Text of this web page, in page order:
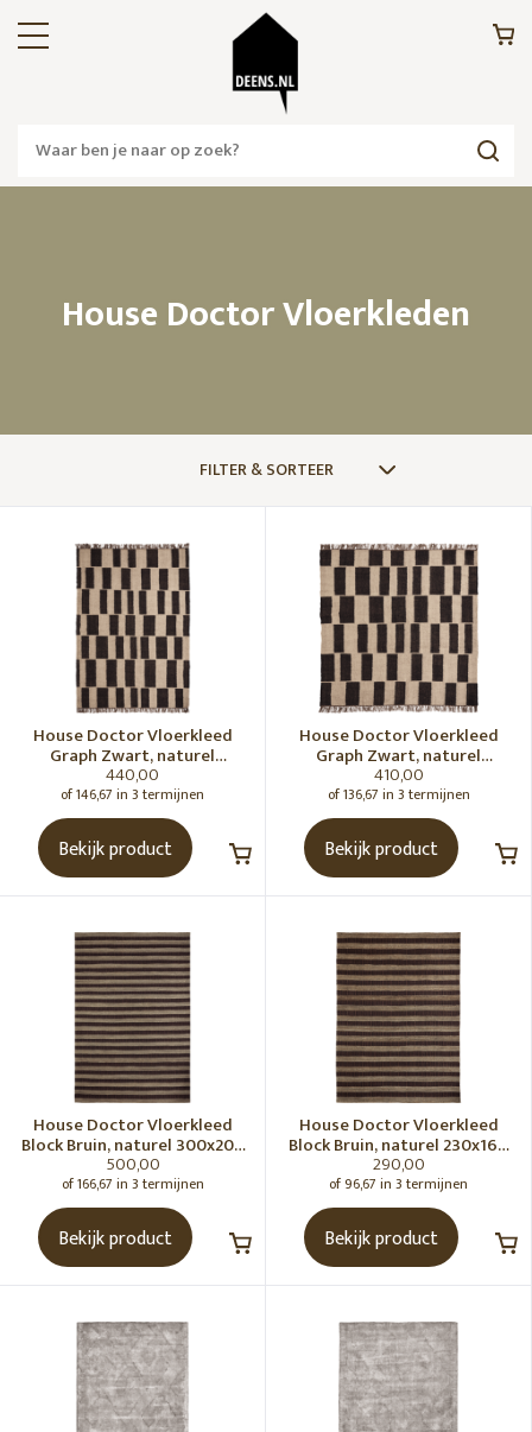
House Doctor Vloerkleden
FILTER & SORTEER
House Doctor
Badkameraccessoires
Banken
Bloempotten
Kasten
Keukenaccessoires
Kussens
Lampen
Manden
Salontafels
Servies
Sfeerverlichting
Spiegels
Stoelen
Tafels
Vazen
Vloerkleden
Plaids
Wandrekken
Kunstobjecten & ornament
SORTEREN OP
Nieuwste producten
House Doctor Vloerkleed
Graph Zwart, naturel
230x160 cm
440,00
of 146,67 in 3 termijnen
Bekijk product
House Doctor Vloerkleed
Graph Zwart, naturel
180x180 cm
410,00
of 136,67 in 3 termijnen
Bekijk product
House Doctor Vloerkleed
Block Bruin, naturel 300x200
cm
500,00
of 166,67 in 3 termijnen
Bekijk product
House Doctor Vloerkleed
Block Bruin, naturel 230x160
cm
290,00
of 96,67 in 3 termijnen
Bekijk product